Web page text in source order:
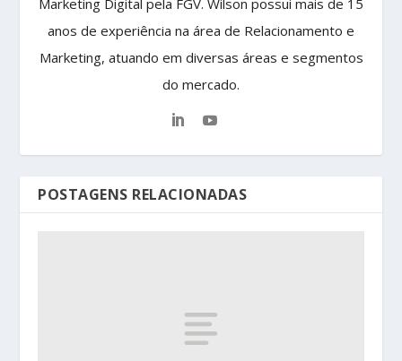
Marketing Digital pela FGV. Wilson possui mais de 15
anos de experiência na área de Relacionamento e
Marketing, atuando em diversas áreas e segmentos
do mercado.
POSTAGENS RELACIONADAS